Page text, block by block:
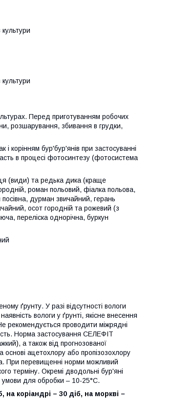
Перед приготуванням робочих
розшарування, збивання в грудки,
і корінням бур'бур'янів при застосуванні
в процесі фотосинтезу (фотосистема
(види) та редька дика (краще
роман польовий, фіалка польова,
дурман звичайний, герань
осот городній та рожевий (з
переліска однорічна, буркун
ґрунту. У разі відсутності вологи
вологи у ґрунті, якісне внесення
рекомендується проводити міжрядні
Норма застосування СЕЛЕФІТ
а також від прогнозованої
основі ацетохлору або пропізозохлору
При перевищенні норми можливий
терміну. Окремі дводольні бур'яні
умови для обробки – 10-25°С.
коріандрі – 30 діб, на моркві –